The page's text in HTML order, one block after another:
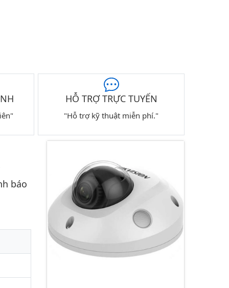
HỖ TRỢ TRỰC TUYẾN
"Hỗ trợ kỹ thuật miễn phí."
báo